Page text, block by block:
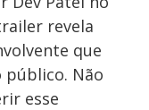
revela
que
Não
esse